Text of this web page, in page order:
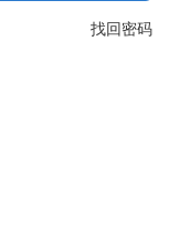
找回密码